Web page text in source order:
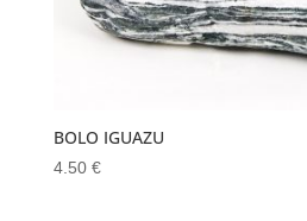
BOLO IGUAZU
4.50 €